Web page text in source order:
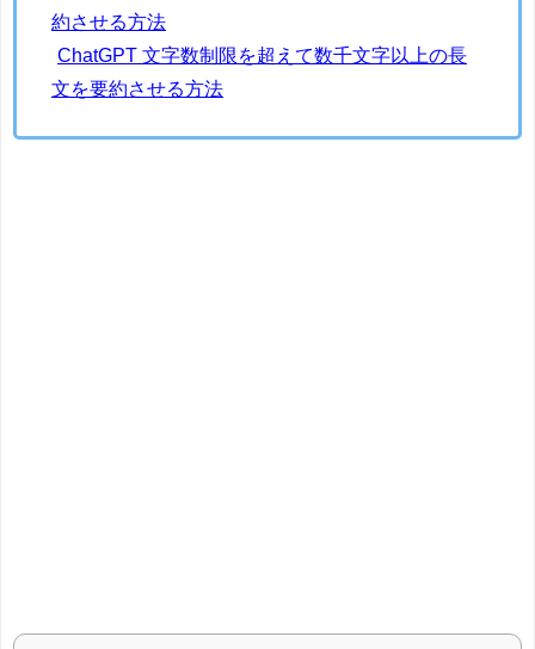
約させる方法
ChatGPT 文字数制限を超えて数千文字以上の長
文を要約させる方法